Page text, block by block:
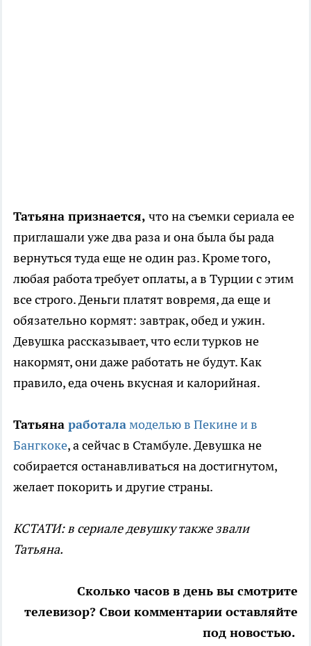
Татьяна признается, что на съемки сериала ее
приглашали уже два раза и она была бы рада
вернуться туда еще не один раз. Кроме того,
любая работа требует оплаты, а в Турции с этим
все строго. Деньги платят вовремя, да еще и
обязательно кормят: завтрак, обед и ужин.
Девушка рассказывает, что если турков не
накормят, они даже работать не будут. Как
правило, еда очень вкусная и калорийная.
Татьяна работаламоделью в Пекине и в
Бангкоке, а сейчас в Стамбуле. Девушка не
собирается останавливаться на достигнутом,
желает покорить и другие страны.
КСТАТИ: в сериале девушку также звали
Татьяна.
Сколько часов в день вы смотрите
телевизор? Свои комментарии оставляйте
под новостью.